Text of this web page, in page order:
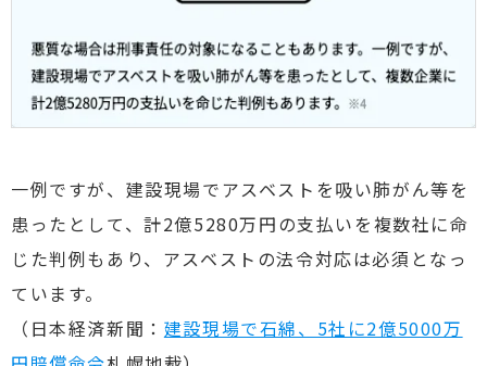
一例ですが、建設現場でアスベストを吸い肺がん等を
患ったとして、計2億5280万円の支払いを複数社に命
じた判例もあり、アスベストの法令対応は必須となっ
ています。
（ 日本経済新聞： 建設現場で石綿、5社に2億5000万